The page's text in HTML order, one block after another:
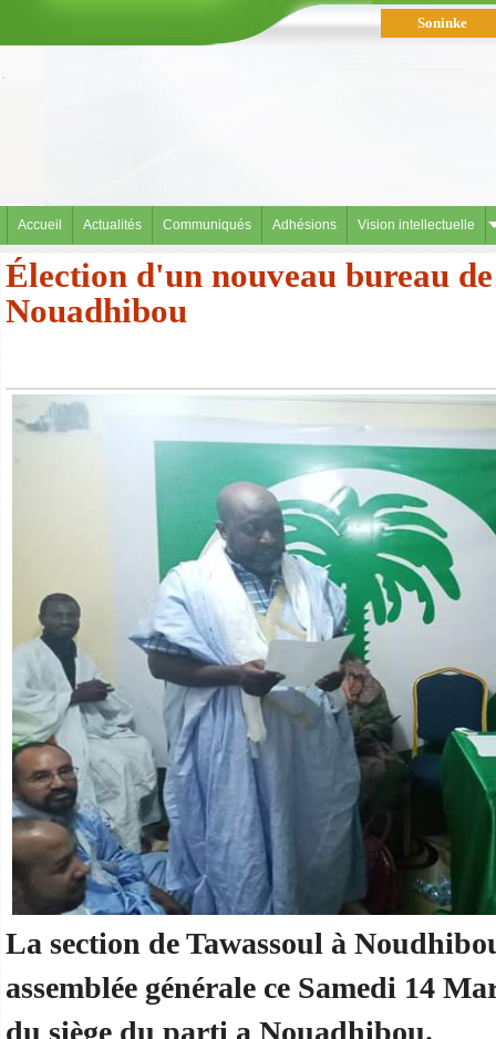
Soninke
Accueil Actualités Communiqués Adhésions Vision intellectuelle
Élection d'un nouveau bureau
Nouadhibou
La section de Tawassoul à
assemblée générale ce Samedi 14
du siège du parti a Nouadhibou.